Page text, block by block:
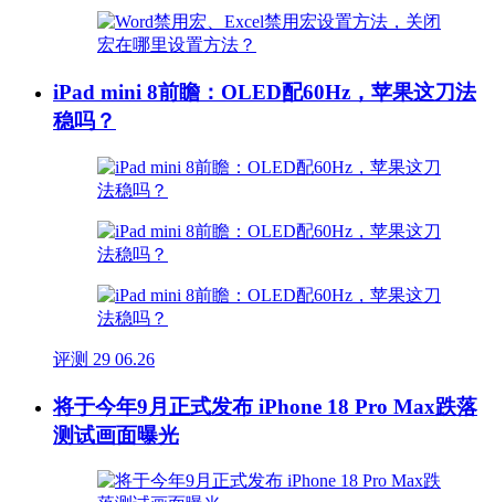
iPad mini 8前瞻：OLED配60Hz，苹果这刀法
稳吗？
评测 29 06.26
将于今年9月正式发布 iPhone 18 Pro Max跌落
测试画面曝光